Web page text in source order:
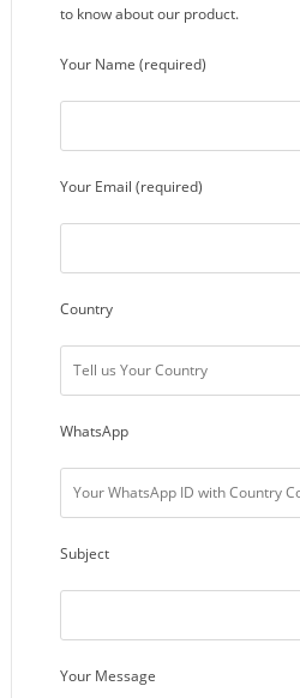
to know about our product.
Your Name (required)
Your Email (required)
Country
WhatsApp
Subject
Your Message